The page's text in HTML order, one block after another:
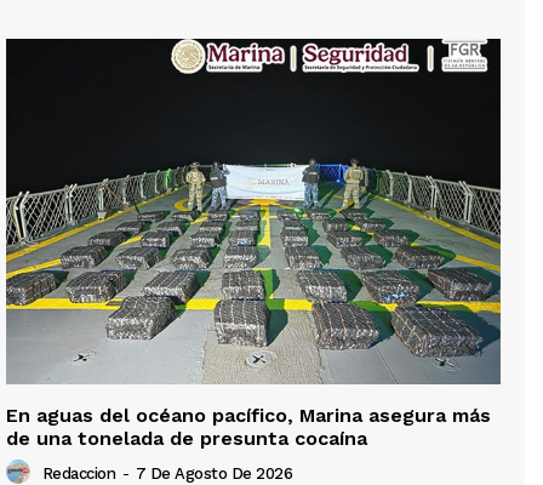
En aguas del océano pacífico, Marina asegura más
de una tonelada de presunta cocaína
Redaccion - 7 De Agosto De 2026